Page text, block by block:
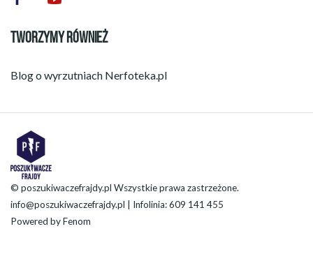
TWORZYMY RÓWNIEŻ
Blog o wyrzutniach Nerfoteka.pl
© poszukiwaczefrajdy.pl Wszystkie prawa zastrzeżone.
info@poszukiwaczefrajdy.pl | Infolinia: 609 141 455
Powered byFenom